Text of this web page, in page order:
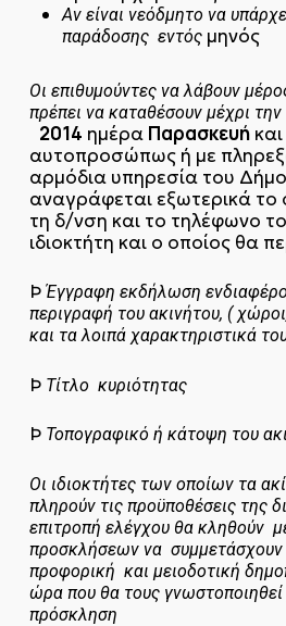
Αν είναι νεόδμητο να
παράδοσης εντόςμηνός
Οι επιθυμούντες να λάβουν
πρέπει να καταθέσουν μέχρι την
2014 ημέρα Παρασκευή
αυτοπροσώπως ή με
αρμόδια υπηρεσία του
αναγράφεται εξωτερικά το
τη δ/νση και το τηλέφωνο
ιδιοκτήτη και ο οποίος θα
Þ Έγγραφη εκδήλωση
περιγραφή του ακινήτου, (
και τα λοιπά χαρακτηριστικά
Þ Τίτλο κυριότητας
Þ Τοπογραφικό ή κάτοψη του
Οι ιδιοκτήτες των οποίων τα
πληρούν τις προϋποθέσεις της
επιτροπή ελέγχου θα κληθούν
προσκλήσεων να
προφορική και μειοδοτική
ώρα που θα τους
πρόσκληση